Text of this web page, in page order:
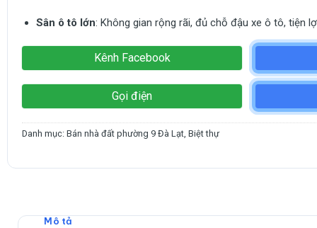
Sân ô tô lớn: Không gian rộng rãi, đủ chỗ đậu xe ô tô, tiện
Kênh Facebook
Gọi điện
Danh mục:Bán nhà đất phường 9 Đà Lạt ,Biệt thự
Mô tả